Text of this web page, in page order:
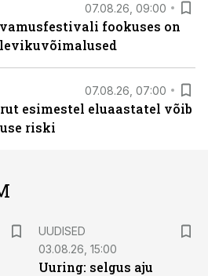
07.08.26, 09:00
fookuses on
07.08.26, 07:00
esimestel eluaastatel võib
riski
UUDISED
03.08.26, 15:00
Uuring: selgus aju